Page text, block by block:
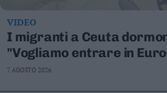
VIDEO
I migranti a Ceuta
"Vogliamo entrare in
7 AGOSTO 2026